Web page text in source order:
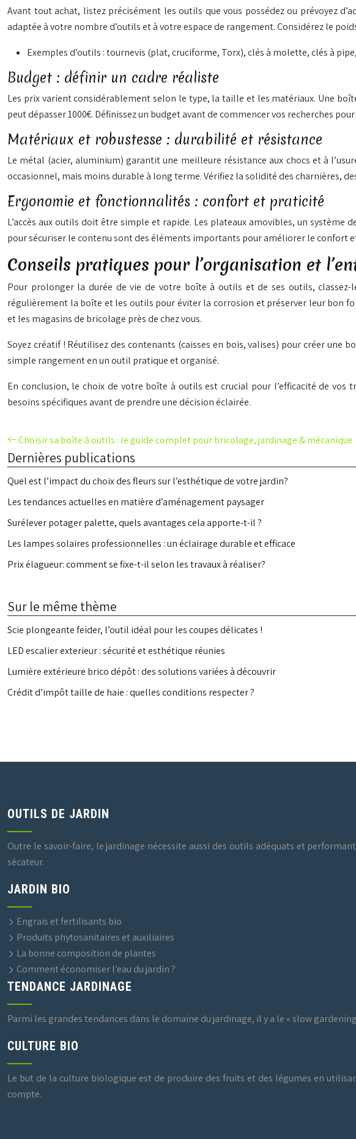
Avant tout achat, listez précisément les outils que vous possédez ou prévoyez
adaptée à votre nombre d’outils et à votre espace de rangement. Considérez le
Exemples d’outils : tournevis (plat, cruciforme, Torx), clés à molette, clés à
Budget : définir un cadre réaliste
Les prix varient considérablement selon le type, la taille et les matériaux. Une
peut dépasser 1000€. Définissez un budget avant de commencer vos recherches
Matériaux et robustesse : durabilité et résistance
Le métal (acier, aluminium) garantit une meilleure résistance aux chocs et à
occasionnel, mais moins durable à long terme. Vérifiez la solidité des charnières,
Ergonomie et fonctionnalités : confort et praticité
L’accès aux outils doit être simple et rapide. Les plateaux amovibles, un
pour sécuriser le contenu sont des éléments importants pour améliorer le confort
Conseils pratiques pour l’organisation et
Pour prolonger la durée de vie de votre boîte à outils et de ses outils,
régulièrement la boîte et les outils pour éviter la corrosion et préserver leur bon
et les magasins de bricolage près de chez vous.
Soyez créatif ! Réutilisez des contenants (caisses en bois, valises) pour créer
simple rangement en un outil pratique et organisé.
En conclusion, le choix de votre boîte à outils est crucial pour l’efficacité de vos
besoins spécifiques avant de prendre une décision éclairée.
Choisir sa boîte à outils : le guide complet pour bricolage, jardinage & mécanique
Dernières publications
Quel est l’impact du choix des fleurs sur l’esthétique de votre jardin?
Les tendances actuelles en matière d’aménagement paysager
Surélever potager palette, quels avantages cela apporte-t-il ?
Les lampes solaires professionnelles : un éclairage durable et efficace
Prix élagueur: comment se fixe-t-il selon les travaux à réaliser?
Sur le même thème
Scie plongeante feider, l’outil idéal pour les coupes délicates !
LED escalier exterieur : sécurité et esthétique réunies
Lumière extérieure brico dépôt : des solutions variées à découvrir
Crédit d’impôt taille de haie : quelles conditions respecter ?
OUTILS DE JARDIN
Outre le savoir-faire, le jardinage nécessite aussi des outils adéquats et
sécateur.
JARDIN BIO
Engrais et fertilisants bio
Produits phytosanitaires et auxiliaires
La bonne composition de plantes
Comment économiser l’eau du jardin ?
TENDANCE JARDINAGE
Parmi les grandes tendances dans le domaine du jardinage, il y a le « slow
CULTURE BIO
Le but de la culture biologique est de produire des fruits et des légumes en
compte.